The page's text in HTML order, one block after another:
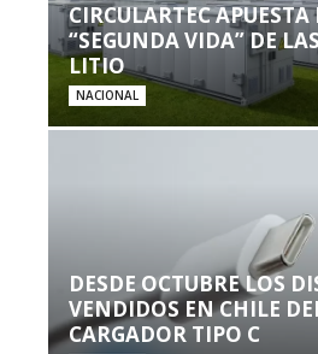
CIRCULARTEC APUESTA
“SEGUNDA VIDA” DE
LITIO
NACIONAL
DESDE OCTUBRE LOS
VENDIDOS EN CHILE
CARGADOR TIPO C